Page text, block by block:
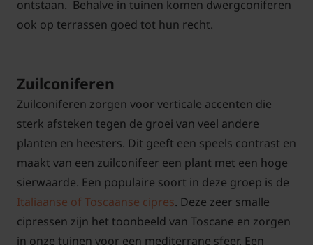
ontstaan. Behalve in tuinen komen dwergconiferen
ook op terrassen goed tot hun recht.
Zuilconiferen
Zuilconiferen zorgen voor verticale accenten die
sterk afsteken tegen de groei van veel andere
planten en heesters. Dit geeft een speels contrast en
maakt van een zuilconifeer een plant met een hoge
sierwaarde. Een populaire soort in deze groep is de
Italiaanse of Toscaanse cipres. Deze zeer smalle
cipressen zijn het toonbeeld van Toscane en zorgen
in onze tuinen voor een mediterrane sfeer. Een